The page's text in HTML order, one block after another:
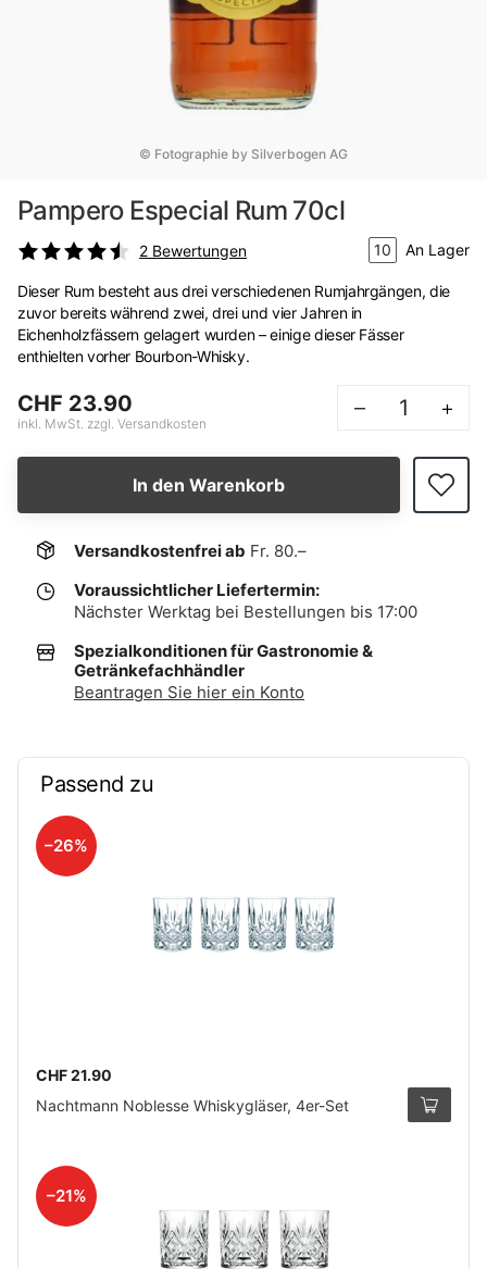
© Fotographie by Silverbogen AG
Pampero Especial Rum 70cl
2 Bewertungen 10 An Lager
Dieser Rum besteht aus drei verschiedenen Rumjahrgängen, die
zuvor bereits während zwei, drei und vier Jahren in
Eichenholzfässern gelagert wurden – einige dieser Fässer
enthielten vorher Bourbon-Whisky.
CHF 23.90
inkl. MwSt. zzgl. Versandkosten
– +
In den Warenkorb
Versandkostenfrei ab Fr. 80.–
Voraussichtlicher Liefertermin:
Nächster Werktag bei Bestellungen bis 17:00
Spezialkonditionen für Gastronomie &
Getränkefachhändler
Beantragen Sie hier ein Konto
Passend zu
–26%
CHF 21.90
Nachtmann Noblesse Whiskygläser, 4er-Set
–21%